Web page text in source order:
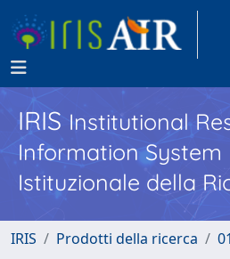
IRISInstitutional
Information System
Istituzionale della
IRIS Prodotti della ricerca